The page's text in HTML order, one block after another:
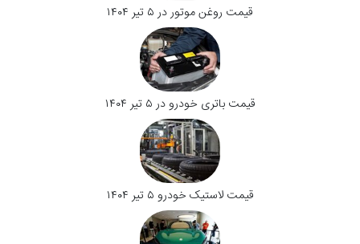
قیمت روغن موتور در ۵ تیر ۱۴۰۴
قیمت باتری خودرو در ۵ تیر ۱۴۰۴
قیمت لاستیک خودرو ۵ تیر ۱۴۰۴